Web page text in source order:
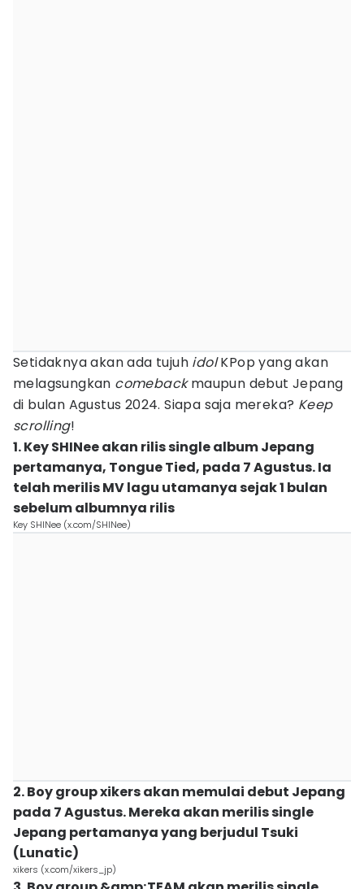
Setidaknya akan ada tujuh idolKPop yang akan
melagsungkan comebackmaupun debut Jepang
di bulan Agustus 2024. Siapa saja mereka? Keep
scrolling!
1. Key SHINee akan rilis single album Jepang
pertamanya, Tongue Tied, pada 7 Agustus. Ia
telah merilis MV lagu utamanya sejak 1 bulan
sebelum albumnya rilis
Key SHINee (x.com/SHINee)
2. Boy group xikers akan memulai debut Jepang
pada 7 Agustus. Mereka akan merilis single
Jepang pertamanya yang berjudul Tsuki
(Lunatic)
xikers (x.com/xikers_jp)